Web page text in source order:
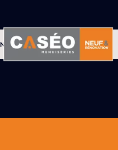
NOS PRODUITS CONSEILS